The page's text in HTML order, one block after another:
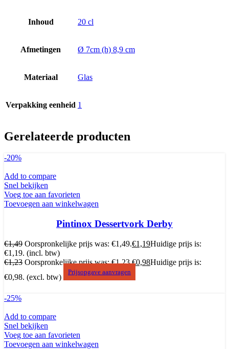
Inhoud 20 cl
Afmetingen Ø 7cm (h) 8,9 cm
Materiaal Glas
Verpakking eenheid 1
Gerelateerde producten
-20%
Add to compare
Snel bekijken
Voeg toe aan favorieten
Toevoegen aan winkelwagen
Pintinox Dessertvork Derby
€1,49 Oorspronkelijke prijs was: €1,49.€1,19Huidige prijs is:
€1,19. (incl. btw)
€1,23 Oorspronkelijke prijs was: €1,23.€0,98Huidige prijs is:
€0,98. (excl. btw)
Prijsopgave aanvragen
-25%
Add to compare
Snel bekijken
Voeg toe aan favorieten
Toevoegen aan winkelwagen